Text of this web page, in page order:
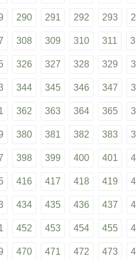
290 291 292 293
308 309 310 311
326 327 328 329
344 345 346 347
362 363 364 365
380 381 382 383
398 399 400 401
416 417 418 419
434 435 436 437
452 453 454 455
470 471 472 473